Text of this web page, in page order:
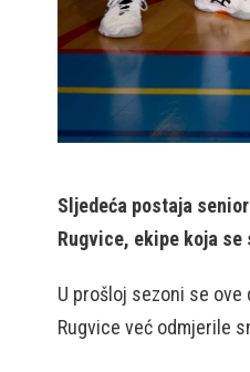
Sljedeća postaja
Rugvice, ekipe koja
U prošloj sezoni se
Rugvice već odmjerile